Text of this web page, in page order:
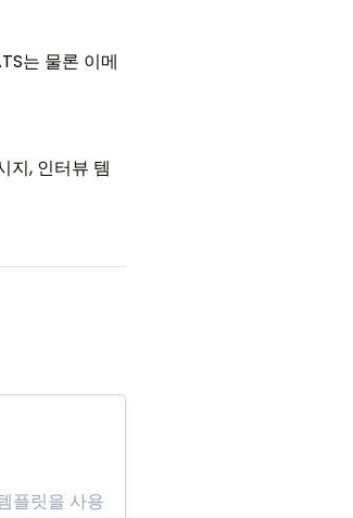
는 물론 이메
지, 인터뷰 템
플릿을 사용